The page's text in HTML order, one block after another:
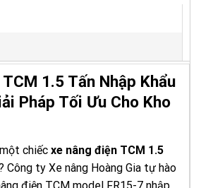
1.5 Tấn Nhập Khẩu
Pháp Tối Ưu Cho Kho
chiếc xe nâng điện TCM 1.5
Công ty Xe nâng Hoàng Gia tự hào
điện TCM model FR15-7 nhập